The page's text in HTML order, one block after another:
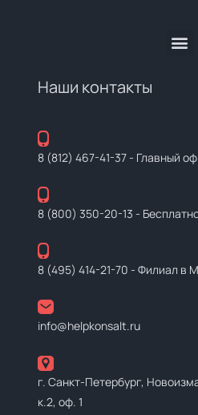
Наши контакты
8 (812) 467-41-37- Главный
8 (800) 350-20-13 -
8 (495) 414-21-70 - Филиал в
info@helpkonsalt.ru
г. Санкт-Петербург,
к.2, оф. 1